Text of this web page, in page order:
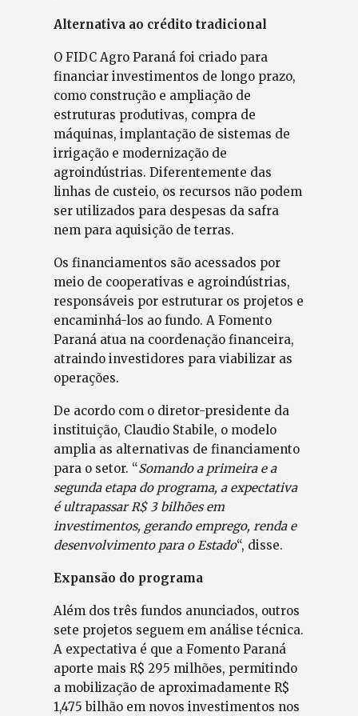
Alternativa ao crédito tradicional
O FIDC Agro Paraná foi criado para
financiar investimentos de longo prazo,
como construção e ampliação de
estruturas produtivas, compra de
máquinas, implantação de sistemas de
irrigação e modernização de
agroindústrias. Diferentemente das
linhas de custeio, os recursos não podem
ser utilizados para despesas da safra
nem para aquisição de terras.
Os financiamentos são acessados por
meio de cooperativas e agroindústrias,
responsáveis por estruturar os projetos e
encaminhá-los ao fundo. A Fomento
Paraná atua na coordenação financeira,
atraindo investidores para viabilizar as
operações.
De acordo com o diretor-presidente da
instituição, Claudio Stabile, o modelo
amplia as alternativas de financiamento
para o setor. “Somando a primeira e a
segunda etapa do programa, a expectativa
é ultrapassar R$ 3 bilhões em
investimentos, gerando emprego, renda e
desenvolvimento para o Estado“, disse.
Expansão do programa
Além dos três fundos anunciados, outros
sete projetos seguem em análise técnica.
A expectativa é que a Fomento Paraná
aporte mais R$ 295 milhões, permitindo
a mobilização de aproximadamente R$
1,475 bilhão em novos investimentos nos